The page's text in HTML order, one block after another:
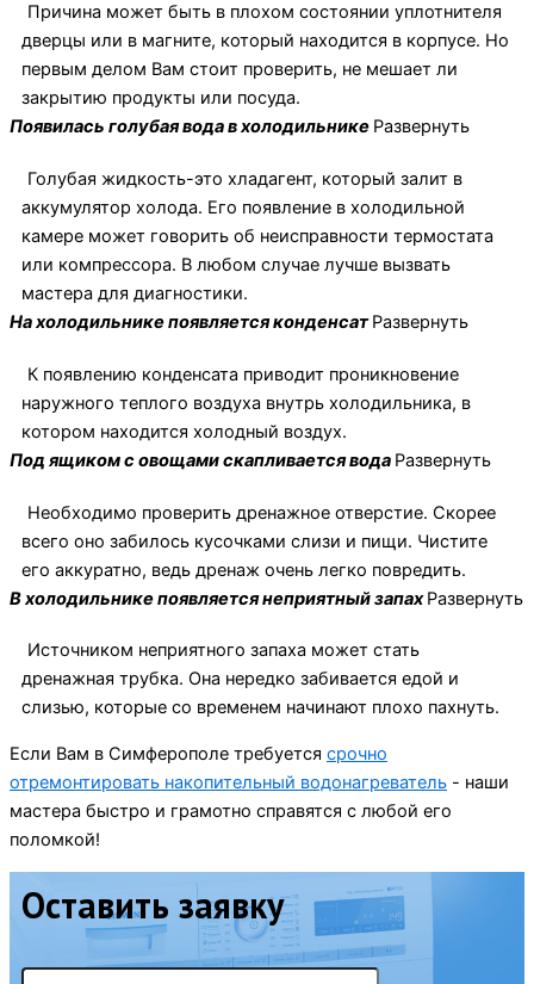
Причина может быть в плохом состоянии уплотнителя
дверцы или в магните, который находится в корпусе. Но
первым делом Вам стоит проверить, не мешает ли
закрытию продукты или посуда.
Появилась голубая вода в холодильнике Развернуть
Голубая жидкость-это хладагент, который залит в
аккумулятор холода. Его появление в холодильной
камере может говорить об неисправности термостата
или компрессора. В любом случае лучше вызвать
мастера для диагностики.
На холодильнике появляется конденсатРазвернуть
К появлению конденсата приводит проникновение
наружного теплого воздуха внутрь холодильника, в
котором находится холодный воздух.
Под ящиком с овощами скапливается вода Развернуть
Необходимо проверить дренажное отверстие. Скорее
всего оно забилось кусочками слизи и пищи. Чистите
его аккуратно, ведь дренаж очень легко повредить.
В холодильнике появляется неприятный запахРазвернуть
Источником неприятного запаха может стать
дренажная трубка. Она нередко забивается едой и
слизью, которые со временем начинают плохо пахнуть.
Если Вам в Симферополе требуется срочно
отремонтировать накопительный водонагреватель - наши
мастера быстро и грамотно справятся с любой его
поломкой!
Оставить заявку